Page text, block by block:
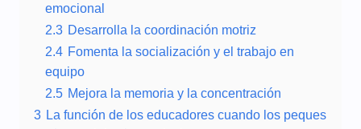
emocional
2.3 Desarrolla la coordinación motriz
2.4 Fomenta la socialización y el trabajo en
equipo
2.5 Mejora la memoria y la concentración
3 La función de los educadores cuando los peques